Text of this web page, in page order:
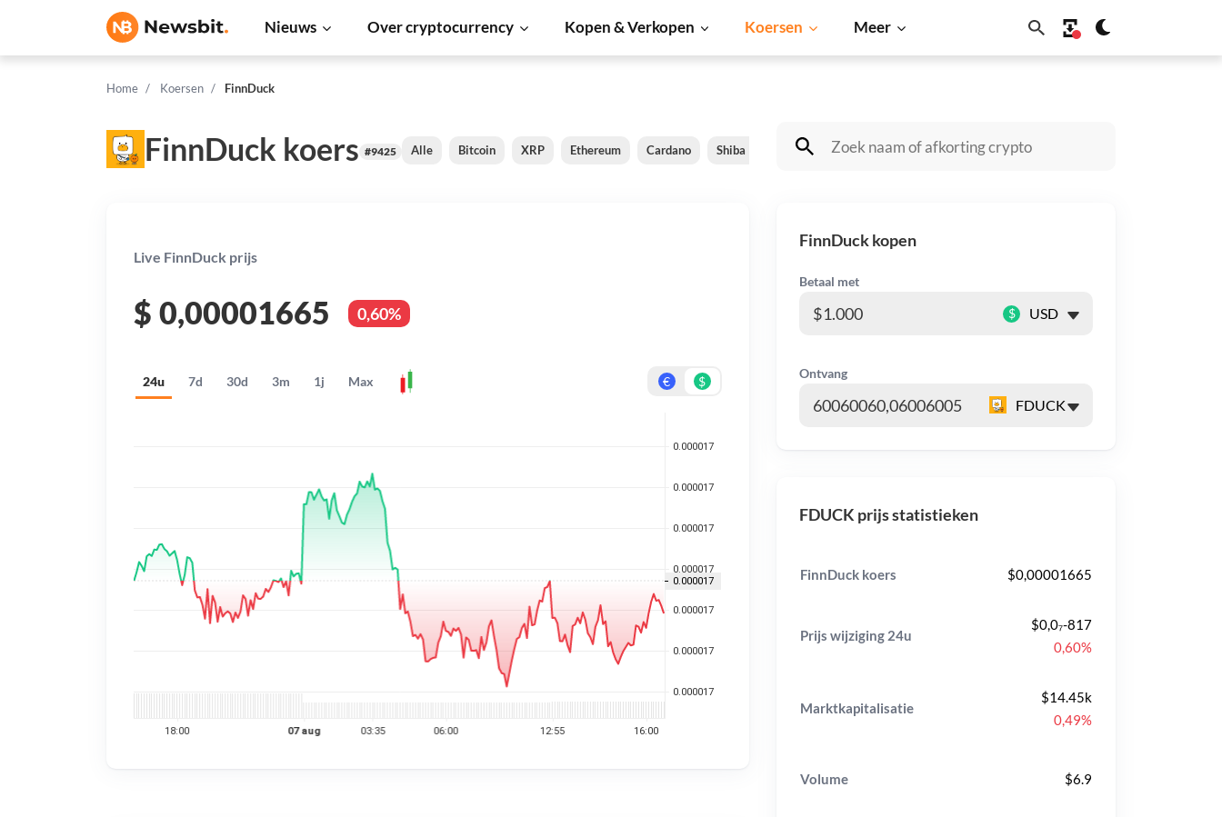
Nieuws Over cryptocurrency Kopen & Verkopen Koersen Meer
Home Koersen FinnDuck
FinnDuck koers #9425 Alle Bitcoin XRP Ethereum Cardano Shiba Inu Dogecoin Solana BNB
Live FinnDuck prijs
$ 0,00001665 0,60%
24u 7d 30d 3m 1j Max € $
FinnDuck kopen
Betaal met
$
Ontvang
FDUCK prijs statistieken
FinnDuck koers $0,00001665
Prijs wijziging 24u
$0,0₇-817
0,60%
Marktkapitalisatie
$14.45k
0,49%
Volume $6.9